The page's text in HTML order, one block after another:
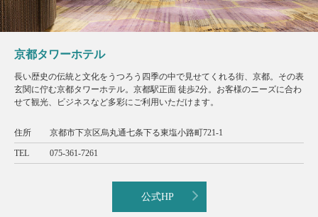
京都タワーホテル
長い歴史の伝統と文化をうつろう四季の中で見せてくれる街、京都。その表
玄関に佇む京都タワーホテル。京都駅正面 徒歩2分。お客様のニーズに合わ
せて観光、ビジネスなど多彩にご利用いただけます。
住所 京都市下京区烏丸通七条下る東塩小路町721-1
TEL 075-361-7261
公式HP